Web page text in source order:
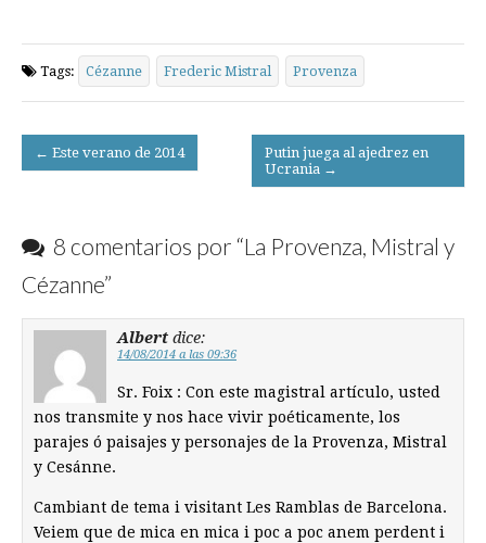
Tags: Cézanne Frederic Mistral Provenza
Post
navigation
← Este verano de 2014
Putin juega al ajedrez en
Ucrania →
8 comentarios por “La Provenza, Mistral y
Cézanne”
Albert dice:
14/08/2014 a las 09:36
Sr. Foix : Con este magistral artículo, usted
nos transmite y nos hace vivir poéticamente, los
parajes ó paisajes y personajes de la Provenza, Mistral
y Cesánne.
Cambiant de tema i visitant Les Ramblas de Barcelona.
Veiem que de mica en mica i poc a poc anem perdent i